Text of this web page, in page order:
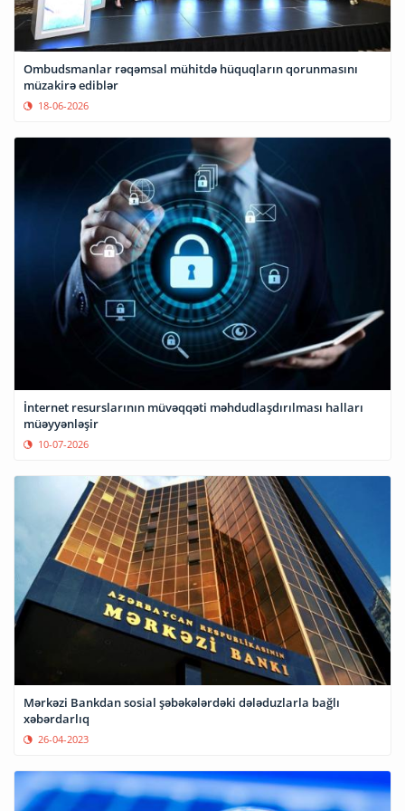
Ombudsmanlar rəqəmsal mühitdə hüquqların qorunmasını
müzakirə ediblər
18-06-2026
İnternet resurslarının müvəqqəti məhdudlaşdırılması halları
müəyyənləşir
10-07-2026
Mərkəzi Bankdan sosial şəbəkələrdəki dələduzlarla bağlı
xəbərdarlıq
26-04-2023